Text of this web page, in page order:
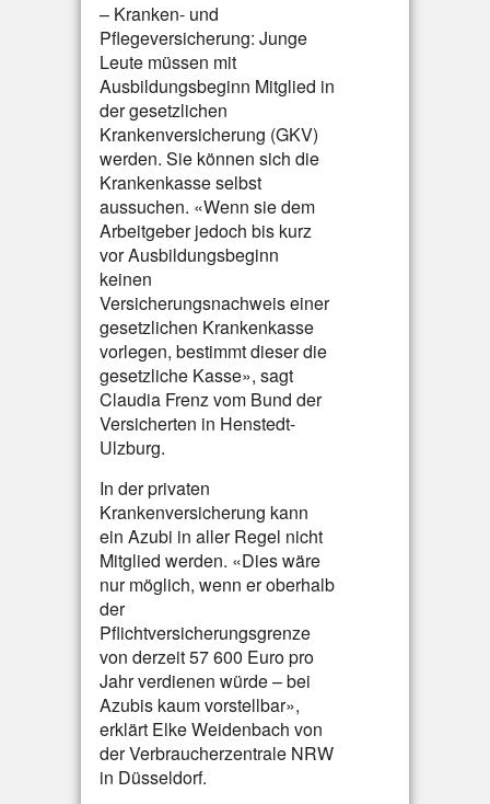
– Kranken- und
Pflegeversicherung: Junge
Leute müssen mit
Ausbildungsbeginn Mitglied in
der gesetzlichen
Krankenversicherung (GKV)
werden. Sie können sich die
Krankenkasse selbst
aussuchen. «Wenn sie dem
Arbeitgeber jedoch bis kurz
vor Ausbildungsbeginn
keinen
Versicherungsnachweis einer
gesetzlichen Krankenkasse
vorlegen, bestimmt dieser die
gesetzliche Kasse», sagt
Claudia Frenz vom Bund der
Versicherten in Henstedt-
Ulzburg.
In der privaten
Krankenversicherung kann
ein Azubi in aller Regel nicht
Mitglied werden. «Dies wäre
nur möglich, wenn er oberhalb
der
Pflichtversicherungsgrenze
von derzeit 57 600 Euro pro
Jahr verdienen würde – bei
Azubis kaum vorstellbar»,
erklärt Elke Weidenbach von
der Verbraucherzentrale NRW
in Düsseldorf.